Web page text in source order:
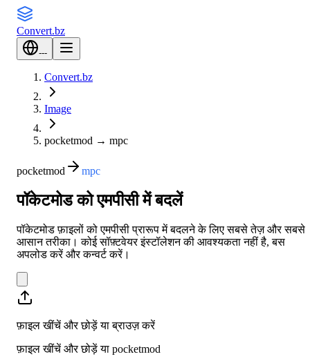
Convert.bz
---
Convert.bz
Image
pocketmod → mpc
pocketmod mpc
पॉकेटमोड को एमपीसी में बदलें
पॉकेटमोड फ़ाइलों को एमपीसी प्रारूप में बदलने के लिए सबसे तेज़ और सबसे
आसान तरीका। कोई सॉफ़्टवेयर इंस्टॉलेशन की आवश्यकता नहीं है, बस
अपलोड करें और कन्वर्ट करें।
फ़ाइल खींचें और छोड़ें या ब्राउज़ करें
फ़ाइल खींचें और छोड़ें या pocketmod